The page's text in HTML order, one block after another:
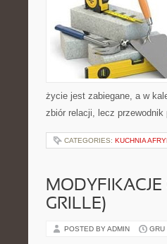
życie jest zabiegane, a w
zbiór relacji, lecz
CATEGORIES: KUCHNIA
GRILLE)
POSTED BY ADMIN GRU